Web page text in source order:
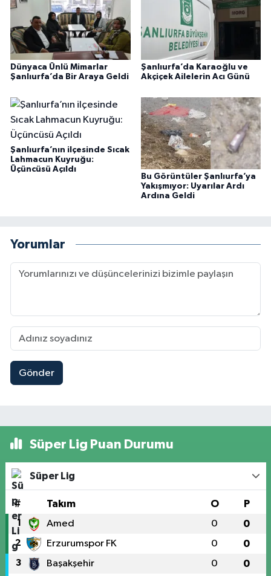
Dünyaca Ünlü Mimarlar
Şanlıurfa’da Bir Araya Geldi
Şanlıurfa’da Karaoğlu ve
Akçiçek Ailelerin Acı Günü
Şanlıurfa’nın ilçesinde Sıcak
Lahmacun Kuyruğu:
Üçüncüsü Açıldı
Bu Görüntüler Şanlıurfa’ya
Yakışmıyor: Uyarılar Ardı
Ardına Geldi
Yorumlar
Gönder
Süper Lig Puan Durumu
Süper Lig
# Takım O P
1 Amed 0 0
2 Erzurumspor FK 0 0
3 Başakşehir 0 0